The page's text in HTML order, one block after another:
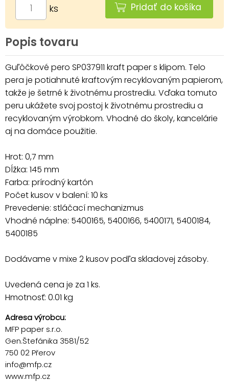
ks Pridať do košíka
Popis tovaru
Guľôčkové pero SP037911 kraft paper s klipom. Telo
pera je potiahnuté kraftovým recyklovaným papierom,
takže je šetrné k životnému prostrediu. Vďaka tomuto
peru ukážete svoj postoj k životnému prostrediu a
recyklovaným výrobkom. Vhodné do školy, kancelárie
aj na domáce použitie.
Hrot: 0,7 mm
Dĺžka: 145 mm
Farba: prírodný kartón
Počet kusov v balení: 10 ks
Prevedenie: stláčací mechanizmus
Vhodné náplne: 5400165, 5400166, 5400171, 5400184,
5400185
Dodávame v mixe 2 kusov podľa skladovej zásoby.
Uvedená cena je za 1 ks.
Hmotnosť: 0.01 kg
Adresa výrobcu:
MFP paper s.r.o.
Gen.Štefánika 3581/52
750 02 Přerov
info@mfp.cz
www.mfp.cz